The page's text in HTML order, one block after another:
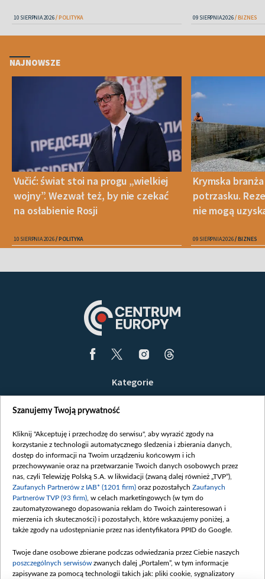
10 SIERPNIA 2026 POLITYKA 09 SIERPNIA 2026 BIZNES
NAJNOWSZE
Vučić: świat stoi na progu „wielkiej
wojny”. Wezwał też, by nie czekać
na osłabienie Rosji
10 SIERPNIA 2026 POLITYKA
Krymska
potrzasku.
nie mogą
09 SIERPNIA 2026 BIZNES
Kategorie
Opinie
Białoruś / Polska
Czytelnia
Centrum Europy
O nas
Kontakt
Informacje o nadawcy
Serwisy partnerskie
belsat.eu
Szanujemy Twoją prywatność
Kliknij "Akceptuję i przechodzę do serwisu", aby wyrazić zgody na
korzystanie z technologii automatycznego śledzenia i zbierania danych,
dostęp do informacji na Twoim urządzeniu końcowym i ich
przechowywanie oraz na przetwarzanie Twoich danych osobowych przez
nas, czyli Telewizję Polską S.A. w likwidacji (zwaną dalej również „TVP”),
Zaufanych Partnerów z IAB* (1201 firm) oraz pozostałych Zaufanych
Partnerów TVP (93 firm) , w celach marketingowych (w tym do
zautomatyzowanego dopasowania reklam do Twoich zainteresowań i
mierzenia ich skuteczności) i pozostałych, które wskazujemy poniżej, a
także zgody na udostępnianie przez nas identyfikatora PPID do Google.
Twoje dane osobowe zbierane podczas odwiedzania przez Ciebie naszych
poszczególnych serwisów zwanych dalej „Portalem”, w tym informacje
zapisywane za pomocą technologii takich jak: pliki cookie, sygnalizatory